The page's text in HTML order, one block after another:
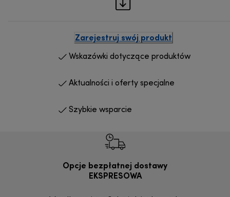
Zarejestruj swój produkt
Wskazówki dotyczące produktów
Aktualności i oferty specjalne
Szybkie wsparcie
Opcje bezpłatnej dostawy
EKSPRESOWA